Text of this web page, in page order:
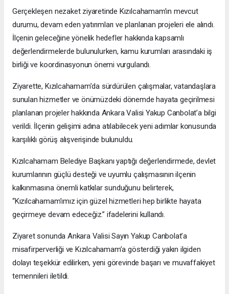
Gerçekleşen nezaket ziyaretinde Kızılcahamam’ın mevcut
durumu, devam eden yatırımları ve planlanan projeleri ele alındı.
İlçenin geleceğine yönelik hedefler hakkında kapsamlı
değerlendirmelerde bulunulurken, kamu kurumları arasındaki iş
birliği ve koordinasyonun önemi vurgulandı.
Ziyarette, Kızılcahamam’da sürdürülen çalışmalar, vatandaşlara
sunulan hizmetler ve önümüzdeki dönemde hayata geçirilmesi
planlanan projeler hakkında Ankara Valisi Yakup Canbolat’a bilgi
verildi. İlçenin gelişimi adına atılabilecek yeni adımlar konusunda
karşılıklı görüş alışverişinde bulunuldu.
Kızılcahamam Belediye Başkanı yaptığı değerlendirmede, devlet
kurumlarının güçlü desteği ve uyumlu çalışmasının ilçenin
kalkınmasına önemli katkılar sunduğunu belirterek,
“Kızılcahamam’ımız için güzel hizmetleri hep birlikte hayata
geçirmeye devam edeceğiz.” ifadelerini kullandı.
Ziyaret sonunda Ankara Valisi Sayın Yakup Canbolat’a
misafirperverliği ve Kızılcahamam’a gösterdiği yakın ilgiden
dolayı teşekkür edilirken, yeni görevinde başarı ve muvaffakiyet
temennileri iletildi.